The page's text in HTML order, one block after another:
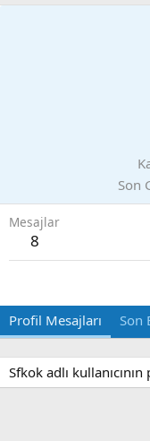
Son
Mesajlar
8
Profil Mesajları Son
Sfkok adlı